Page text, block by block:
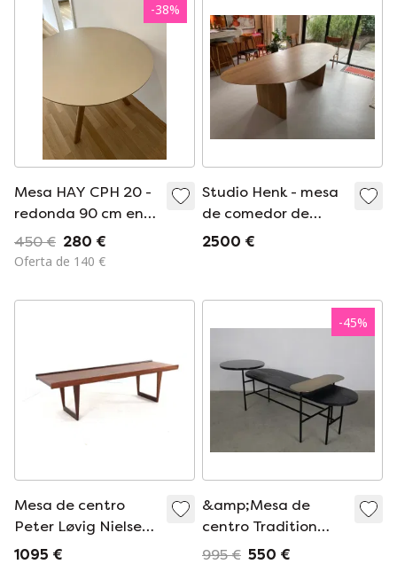
-38%
Mesa HAY CPH 20 -
redonda 90 cm en
color blanco natural
(beige claro)
450 € 280 €
Oferta de 140 €
Studio Henk - mesa
de comedor de
roble
2500 €
Mesa de centro
Peter Løvig Nielsen,
diseño danés
1095 €
-45%
&amp;Mesa de
centro Tradition
Pallete JH70 diseño
995 € 550 €